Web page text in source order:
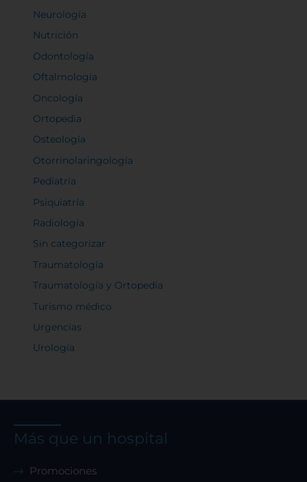
Neurología
Nutrición
Odontología
Oftalmología
Oncología
Ortopedia
Osteología
Otorrinolaringología
Pediatría
Psiquiatría
Radiología
Sin categorizar
Traumatología
Traumatología y Ortopedia
Turismo médico
Urgencias
Urología
Más que un hospital
Promociones